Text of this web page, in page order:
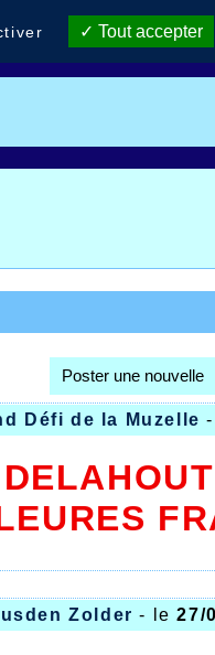
Poster une nouvelle
Défi de la Muzelle
Zolder - le27/
Tout accepter